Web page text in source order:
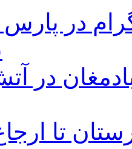
در پارس
در
تا